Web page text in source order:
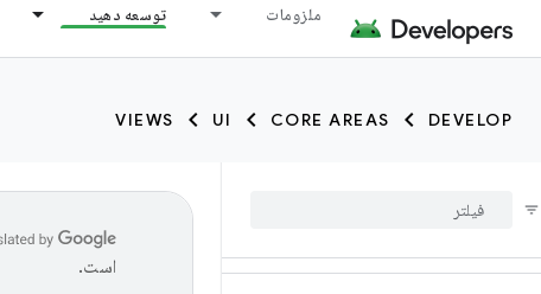
ملزومات توسعه دهید
DEVELOP
CORE AREAS
UI
VIEWS
است.